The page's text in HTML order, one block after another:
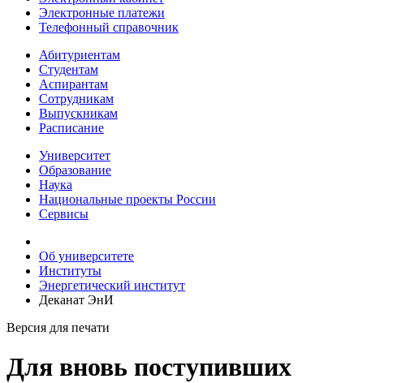
Электронные платежи
Телефонный справочник
Абитуриентам
Студентам
Аспирантам
Сотрудникам
Выпускникам
Расписание
Университет
Образование
Наука
Национальные проекты России
Сервисы
Об университете
Институты
Энергетический институт
Деканат ЭнИ
Версия для печати
Для вновь поступивших